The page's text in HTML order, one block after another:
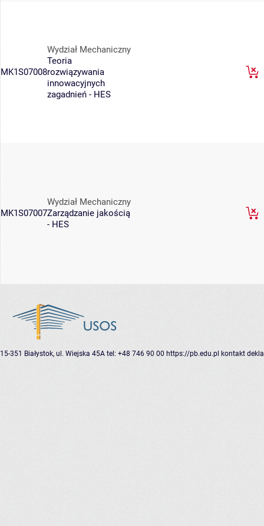
MK1S07008
Wydział Mechaniczny
Teoria
rozwiązywania
innowacyjnych
zagadnień - HES
MK1S07007
Wydział Mechaniczny
Zarządzanie jakością
- HES
15-351 Białystok, ul. Wiejska 45A tel: +48 746 90 00 https://pb.edu.pl kontakt